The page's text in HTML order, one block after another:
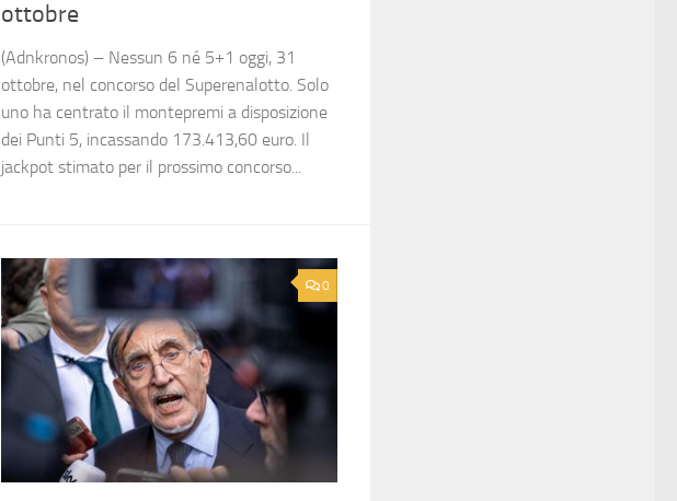
ottobre
(Adnkronos) – Nessun 6 né 5+1 oggi, 31
ottobre, nel concorso del Superenalotto. Solo
uno ha centrato il montepremi a disposizione
dei Punti 5, incassando 173.413,60 euro. Il
jackpot stimato per il prossimo concorso...
0